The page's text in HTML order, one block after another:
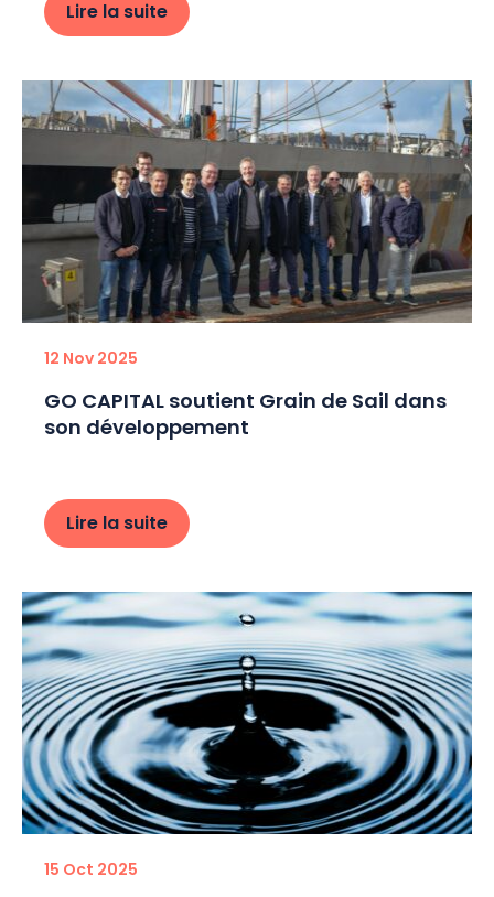
Lire la suite
12 Nov 2025
GO CAPITAL soutient Grain de Sail dans
son développement
Lire la suite
15 Oct 2025